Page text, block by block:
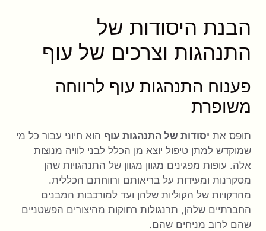
הבנת היסודות של
התנהגות וצרכים של עוף
פענוח התנהגות עוף לרווחה
משופרת
תופס את יסודות של התנהגות עוף הוא חיוני עבור כל מי
שמוקדש למתן טיפול יוצא מן הכלל לבני לוויה מנוצות
אלה. עופות מפגינים מגוון מגוון של התנהגויות שהן
מסקרנות ומעידות על בריאותם ורווחתם הכללית.
מהדקויות של הקוליות שלהן ועד למורכבות המבנים
החברתיים שלהן, תרנגולות רחוקות מהיצורים הפשטניים
שהם לרוב מניחים שהם.